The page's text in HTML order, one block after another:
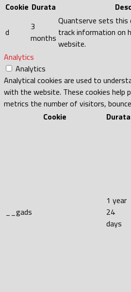
Cookie Durata
d
3
months
Quantserve sets this
track information on
website.
Analytics
Analytics
Analytical cookies are used to
with the website. These cookies help
metrics the number of visitors,
Cookie
Durata
__gads
1 year
24
days